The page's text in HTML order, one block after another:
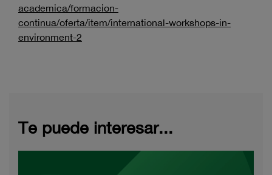
academica/formacion-
continua/oferta/item/international-workshops-in-
environment-2
Te puede interesar...